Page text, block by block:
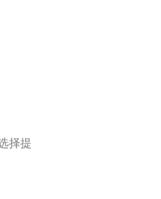
择提